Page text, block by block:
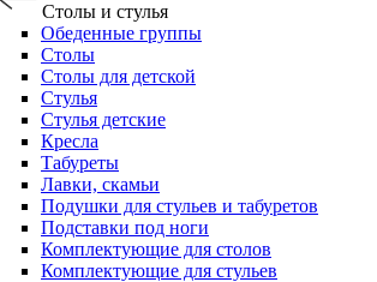
Столы и стулья
Обеденные группы
Столы
Столы для детской
Стулья
Стулья детские
Кресла
Табуреты
Лавки, скамьи
Подушки для стульев и табуретов
Подставки под ноги
Комплектующие для столов
Комплектующие для стульев